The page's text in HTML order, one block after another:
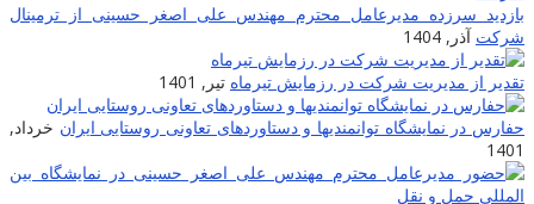
بازدید سرزده مدیرعامل محترم مهندس علی اصغر حسینی از ترمینال
شرکت آذر, 1404
تقدیر از مدیریت شرکت در رزمایش تیرماه تیر, 1401
حفارس در نمایشگاه توانمندیها و دستاوردهای تعاونی روستایی ایران خرداد,
1401